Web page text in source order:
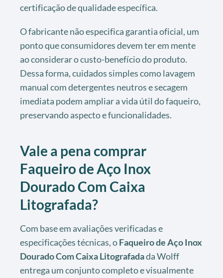
certificação de qualidade específica.
O fabricante não especifica garantia oficial, um
ponto que consumidores devem ter em mente
ao considerar o custo-benefício do produto.
Dessa forma, cuidados simples como lavagem
manual com detergentes neutros e secagem
imediata podem ampliar a vida útil do faqueiro,
preservando aspecto e funcionalidades.
Vale a pena comprar
Faqueiro de Aço Inox
Dourado Com Caixa
Litografada?
Com base em avaliações verificadas e
especificações técnicas, oFaqueiro de Aço Inox
Dourado Com Caixa Litografadada Wolff
entrega um conjunto completo e visualmente